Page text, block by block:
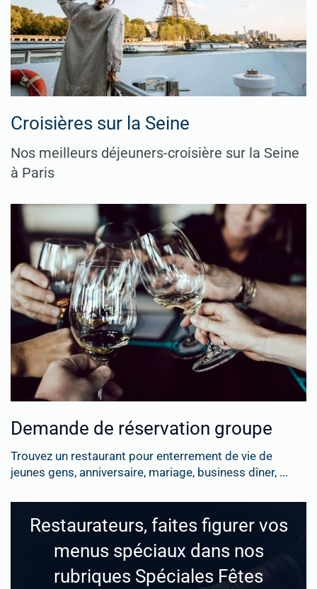
Croisières sur la Seine
Nos meilleurs déjeuners-croisière sur la Seine
à Paris
Demande de réservation groupe
Trouvez un restaurant pour enterrement de vie de
jeunes gens, anniversaire, mariage, business dîner, ...
Restaurateurs, faites figurer vos
menus spéciaux dans nos
rubriques Spéciales Fêtes